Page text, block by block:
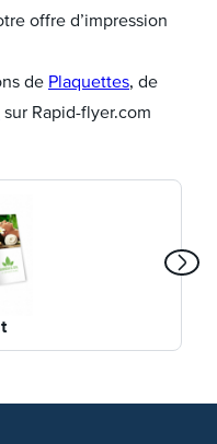
offre d’impression
de Plaquettes, de
sur Rapid-flyer.com